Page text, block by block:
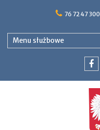
76 72 47 300
Menu służbowe